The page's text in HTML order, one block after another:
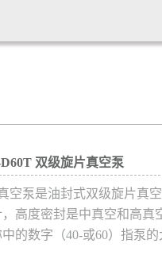
双级旋片真空泵
空泵是油封式双级旋片真
高度密封是中真空和高真
的数字（40-或60）指泵的